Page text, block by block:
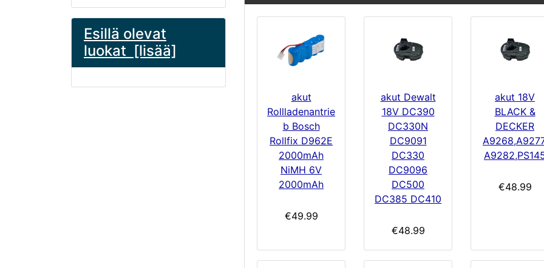
Esillä olevat
luokat [lisää]
akut
Rollladenantrie
b Bosch
Rollfix D962E
2000mAh
NiMH 6V
2000mAh
€49.99
akut Dewalt
18V DC390
DC330N
DC9091
DC330
DC9096
DC500
DC385 DC410
€48.99
akut 18V
BLACK &
DECKER
€48.99